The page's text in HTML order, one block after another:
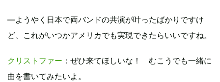
―ようやく日本で両バンドの共演が叶ったばかりですけ
ど、これがいつかアメリカでも実現できたらいいですね。
クリストファー ：ぜひ来てほしいな！ むこうでも一緒に
曲を書いてみたいよ。